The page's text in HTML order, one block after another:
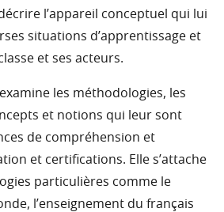
l’appareil conceptuel qui lui
situations d’apprentissage et
et ses acteurs.
les méthodologies, les
et notions qui leur sont
de compréhension et
et certifications. Elle s’attache
particulières comme le
l’enseignement du français